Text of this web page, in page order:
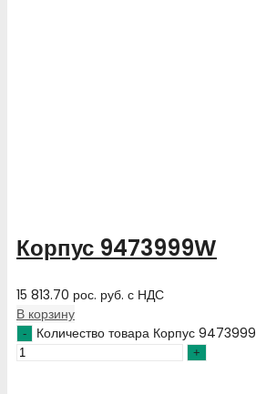
Корпус 9473999W
15 813.70 рос. руб. с НДС
В корзину
Количество товара Корпус